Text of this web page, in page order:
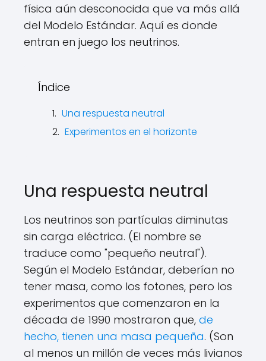
física aún desconocida que va más allá
del Modelo Estándar. Aquí es donde
entran en juego los neutrinos.
Índice
Una respuesta neutral
Experimentos en el horizonte
Una respuesta neutral
Los neutrinos son partículas diminutas
sin carga eléctrica. (El nombre se
traduce como "pequeño neutral").
Según el Modelo Estándar, deberían no
tener masa, como los fotones, pero los
experimentos que comenzaron en la
década de 1990 mostraron que, de
hecho, tienen una masa pequeña. (Son
al menos un millón de veces más livianos